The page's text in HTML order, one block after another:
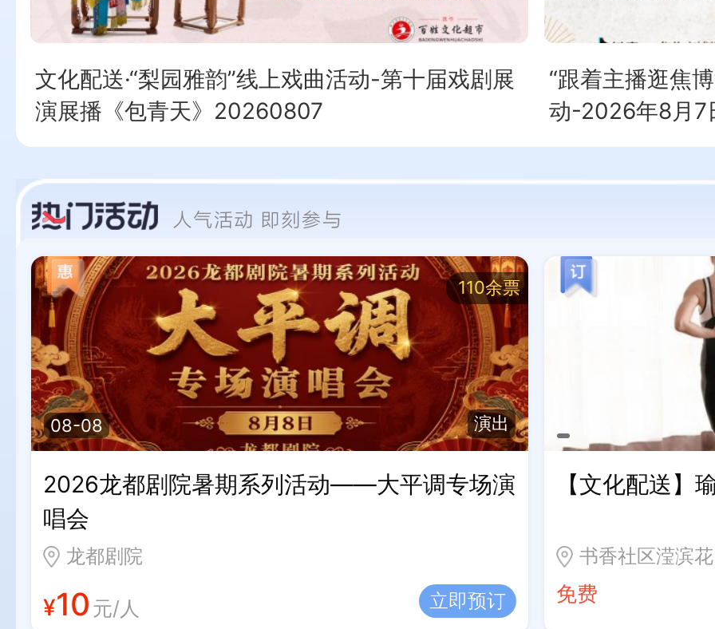
文化配送·“梨园雅韵”线上戏曲活动-第十届戏剧展
演展播《包青天》20260807
“跟着主播逛焦
动-2026年8月7
110余票
08-08 演出
2026龙都剧院暑期系列活动——大平调专场演
唱会
龙都剧院
¥10 元/人 立即预订
【文化配送
书香社区滢滨
免费